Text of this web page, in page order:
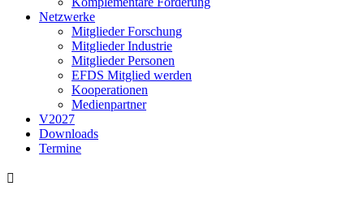
Netzwerke
Mitglieder Forschung
Mitglieder Industrie
Mitglieder Personen
EFDS Mitglied werden
Kooperationen
Medienpartner
V2027
Downloads
Termine